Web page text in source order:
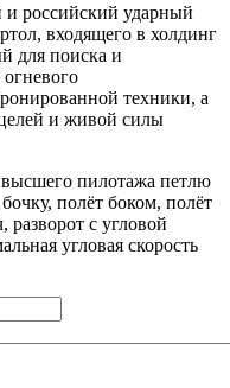
российский ударный
входящего в холдинг
для поиска и
техники, а
и живой силы
пилотажа петлю
полёт боком, полёт
разворот с угловой
угловая скорость